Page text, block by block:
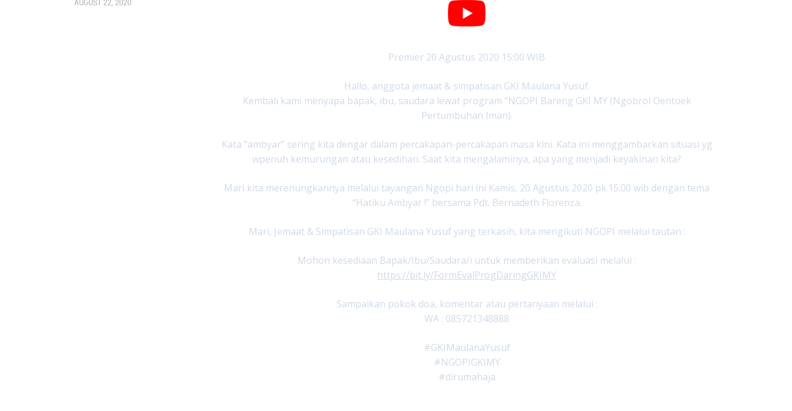
AUGUST 22, 2020
Premier 20 Agustus 2020 15:00 WIB
Hallo, anggota jemaat & simpatisan GKI Maulana Yusuf.
Kembali kami menyapa bapak, ibu, saudara lewat program “NGOPI Bareng GKI MY (Ngobrol Oentoek
Pertumbuhan Iman).
Kata “ambyar” sering kita dengar dalam percakapan-percakapan masa kini. Kata ini menggambarkan situasi yg
wpenuh kemurungan atau kesedihan. Saat kita mengalaminya, apa yang menjadi keyakinan kita?
Mari kita merenungkannya melalui tayangan Ngopi hari ini Kamis, 20 Agustus 2020 pk.15.00 wib dengan tema
“Hatiku Ambyar !” bersama Pdt. Bernadeth Florenza.
Mari, Jemaat & Simpatisan GKI Maulana Yusuf yang terkasih, kita mengikuti NGOPI melalui tautan :
Mohon kesediaan Bapak/Ibu/Saudara/i untuk memberikan evaluasi melalui :
https://bit.ly/FormEvalProgDaringGKIMY
Sampaikan pokok doa, komentar atau pertanyaan melalui :
WA : 085721348888
#GKIMaulanaYusuf
#NGOPIGKIMY
#dirumahaja